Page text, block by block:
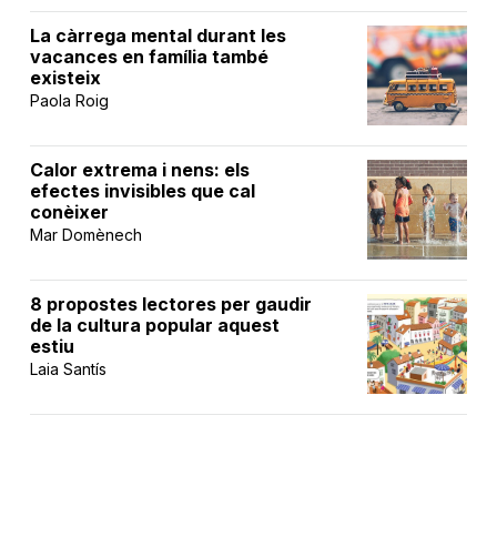
La càrrega mental durant les
vacances en família també
existeix
Paola Roig
Calor extrema i nens: els
efectes invisibles que cal
conèixer
Mar Domènech
8 propostes lectores per gaudir
de la cultura popular aquest
estiu
Laia Santís